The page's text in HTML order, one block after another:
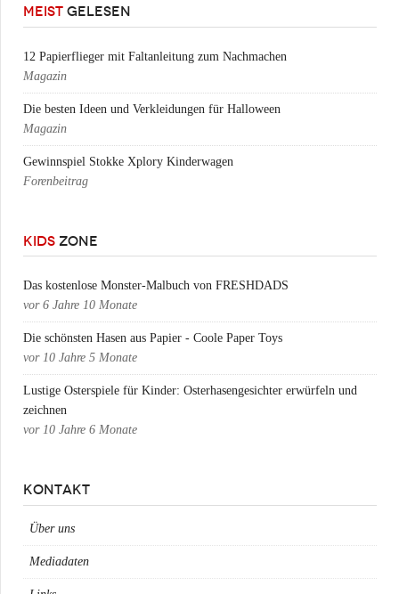
MEIST GELESEN
12 Papierflieger mit Faltanleitung zum Nachmachen
Magazin
Die besten Ideen und Verkleidungen für Halloween
Magazin
Gewinnspiel Stokke Xplory Kinderwagen
Forenbeitrag
KIDS ZONE
Das kostenlose Monster-Malbuch von FRESHDADS
vor 6 Jahre 10 Monate
Die schönsten Hasen aus Papier - Coole Paper Toys
vor 10 Jahre 5 Monate
Lustige Osterspiele für Kinder: Osterhasengesichter erwürfeln und
zeichnen
vor 10 Jahre 6 Monate
KONTAKT
Über uns
Mediadaten